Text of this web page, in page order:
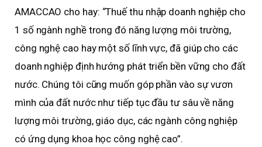
AMACCAO cho hay: “Thuế thu nhập doanh nghiệp cho
1 số ngành nghề trong đó năng lượng môi trường,
công nghệ cao hay một số lĩnh vực, đã giúp cho các
doanh nghiệp định hướng phát triển bền vững cho đất
nước. Chúng tôi cũng muốn góp phần vào sự vươn
mình của đất nước như tiếp tục đầu tư sâu về năng
lượng môi trường, giáo dục, các ngành công nghiệp
có ứng dụng khoa học công nghệ cao”.